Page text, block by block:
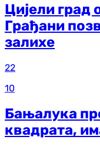
Цијели град
Грађани
залихе
22
10
Бањалука
квадрата,